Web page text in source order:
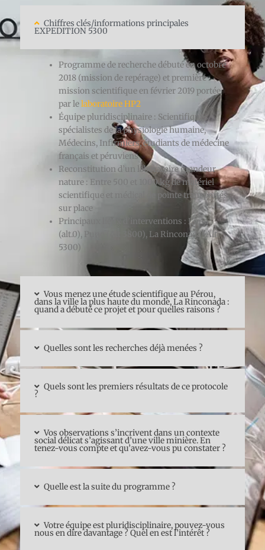
Chiffres clés/informations principales
EXPEDITION 5300
Programme de recherche débuté en octobre
2018 (mission de repérage) et première
mission scientifique en février 2019 portée
par lelaboratoire HP2
Équipe pluridisciplinaire : Scientifiques
spécialistes de la physiologie humaine,
Médecins, Infirmiers, étudiants de médecine
français et péruviens
Reconstitution d’un laboratoire grandeur
nature : Entre 500 et 1000 kg de matériel
scientifique et médical de pointe transportés
sur place
Principaux lieux d’interventions : Lima
(alt.0), Puno (Alt 3800), La Rinconada (Alt
5300)
Vous menez une étude scientifique au Pérou,
dans la ville la plus haute du monde, La Rinconada :
quand a débuté ce projet et pour quelles raisons ?
Quelles sont les recherches déjà menées ?
Quels sont les premiers résultats de ce protocole
?
Vos observations s’incrivent dans un contexte
social délicat s’agissant d’une ville minière. En
tenez-vous compte et qu’avez-vous pu constater ?
Quelle est la suite du programme ?
Votre équipe est pluridisciplinaire, pouvez-vous
nous en dire davantage ? Quel en est l’intérêt ?